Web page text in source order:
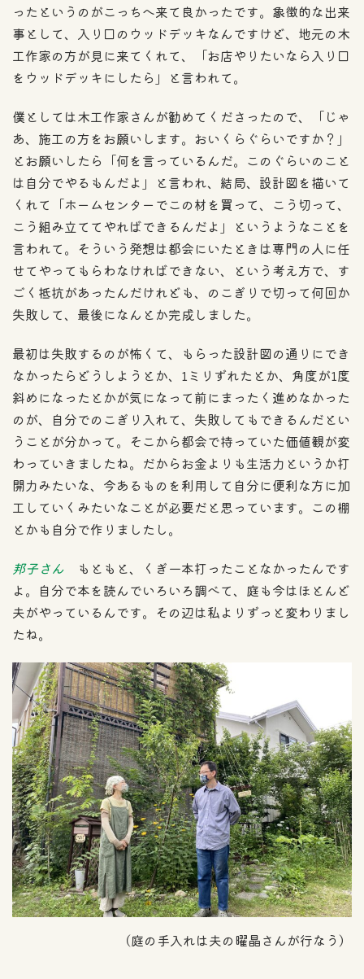
ったというのがこっちへ来て良かったです。象徴的な出来
事として、入り口のウッドデッキなんですけど、地元の木
工作家の方が見に来てくれて、「お店やりたいなら入り口
をウッドデッキにしたら」と言われて。
僕としては木工作家さんが勧めてくださったので、「じゃ
あ、施工の方をお願いします。おいくらぐらいですか？」
とお願いしたら「何を言っているんだ。このぐらいのこと
は自分でやるもんだよ」と言われ、結局、設計図を描いて
くれて「ホームセンターでこの材を買って、こう切って、
こう組み立ててやればできるんだよ」というようなことを
言われて。そういう発想は都会にいたときは専門の人に任
せてやってもらわなければできない、という考え方で、す
ごく抵抗があったんだけれども、のこぎりで切って何回か
失敗して、最後になんとか完成しました。
最初は失敗するのが怖くて、もらった設計図の通りにでき
なかったらどうしようとか、1ミリずれたとか、角度が1度
斜めになったとかが気になって前にまったく進めなかった
のが、自分でのこぎり入れて、失敗してもできるんだとい
うことが分かって。そこから都会で持っていた価値観が変
わっていきましたね。だからお金よりも生活力というか打
開力みたいな、今あるものを利用して自分に便利な方に加
工していくみたいなことが必要だと思っています。この棚
とかも自分で作りましたし。
邦子さん もともと、くぎ一本打ったことなかったんです
よ。自分で本を読んでいろいろ調べて、庭も今はほとんど
夫がやっているんです。その辺は私よりずっと変わりまし
たね。
（庭の手入れは夫の曜晶さんが行なう）